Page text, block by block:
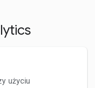
użyciu